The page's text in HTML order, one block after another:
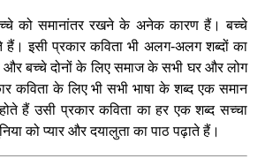
को समानांतर रखने के अनेक कारण हैं। बच्चे
इसी प्रकार कविता भी अलग-अलग शब्दों का
बच्चे दोनों के लिए समाज के सभी घर और लोग
कविता के लिए भी सभी भाषा के शब्द एक समान
हैं उसी प्रकार कविता का हर एक शब्द सच्चा
को प्यार और दयालुता का पाठ पढ़ाते हैं।